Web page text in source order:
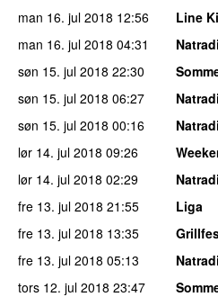
man 16. jul 2018 12:56
Line
man 16. jul 2018 04:31
søn 15. jul 2018 22:30
søn 15. jul 2018 06:27
søn 15. jul 2018 00:16
lør 14. jul 2018 09:26
lør 14. jul 2018 02:29
fre 13. jul 2018 21:55
Liga
fre 13. jul 2018 13:35
fre 13. jul 2018 05:13
tors 12. jul 2018 23:47